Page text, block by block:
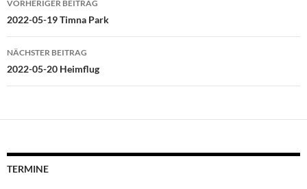
VORHERIGER BEITRAG
2022-05-19 Timna Park
NÄCHSTER BEITRAG
2022-05-20 Heimflug
TERMINE